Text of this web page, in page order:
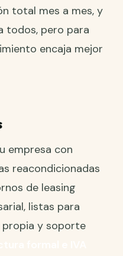
total mes a mes, y
todos, pero para
encaja mejor
empresa con
reacondicionadas
de leasing
listas para
propia y soporte